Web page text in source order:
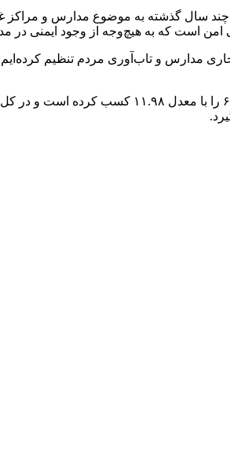
سال گذشته به موضوع مدارس و مراکز
است که به هیچ‌وجه از وجود ایمنی در
وی ادامه داد: طی تحلیل داده‌ها و نتایح امتحانات نهایی دوره دوم متوسطه مدارس غیر